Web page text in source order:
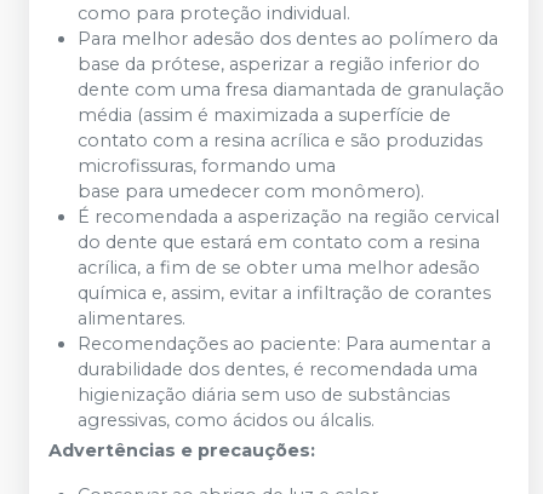
como para proteção individual.
Para melhor adesão dos dentes ao polímero da
base da prótese, asperizar a região inferior do
dente com uma fresa diamantada de granulação
média (assim é maximizada a superfície de
contato com a resina acrílica e são produzidas
microfissuras, formando uma
base para umedecer com monômero).
É recomendada a asperização na região cervical
do dente que estará em contato com a resina
acrílica, a fim de se obter uma melhor adesão
química e, assim, evitar a infiltração de corantes
alimentares.
Recomendações ao paciente: Para aumentar a
durabilidade dos dentes, é recomendada uma
higienização diária sem uso de substâncias
agressivas, como ácidos ou álcalis.
Advertências e precauções: